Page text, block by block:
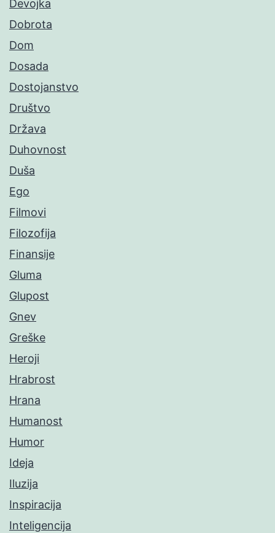
Devojka
Dobrota
Dom
Dosada
Dostojanstvo
Društvo
Država
Duhovnost
Duša
Ego
Filmovi
Filozofija
Finansije
Gluma
Glupost
Gnev
Greške
Heroji
Hrabrost
Hrana
Humanost
Humor
Ideja
Iluzija
Inspiracija
Inteligencija